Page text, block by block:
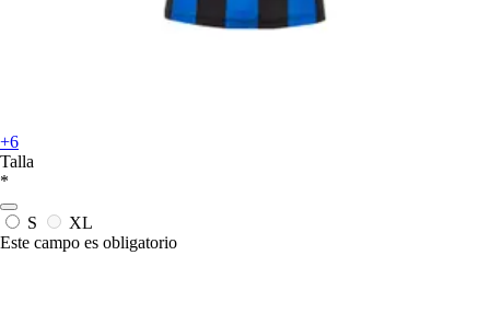
+6
Talla
*
S
XL
Este campo es obligatorio